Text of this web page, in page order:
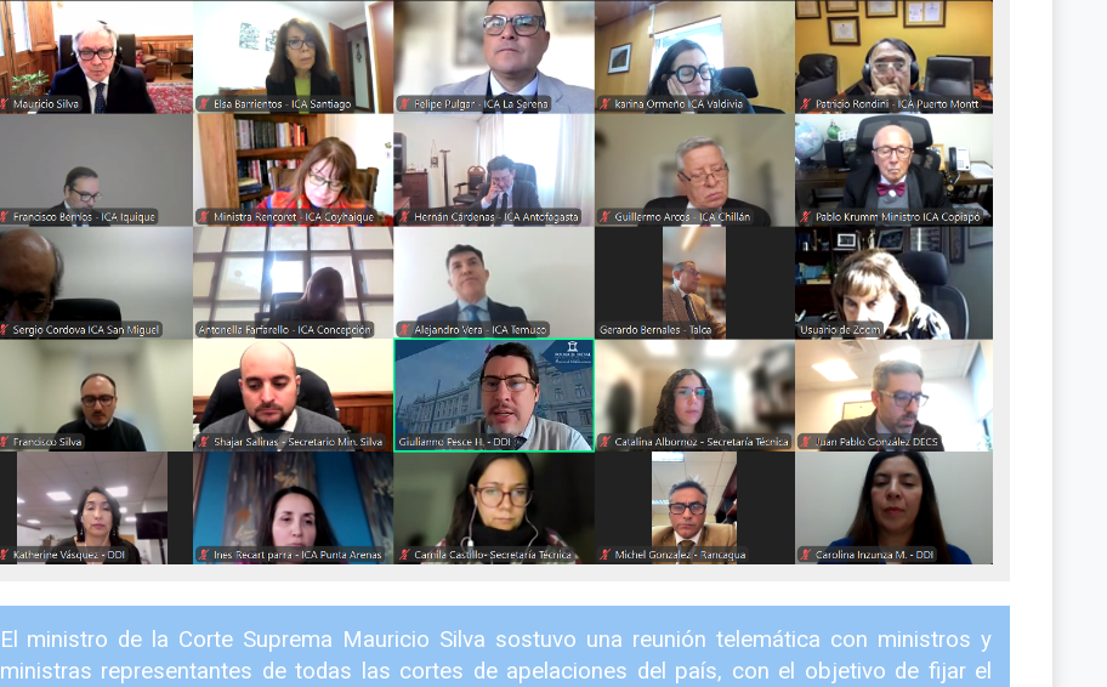
El ministro de la Corte Suprema Mauricio Silva sostuvo una reunión telemática con ministros y
ministras representantes de todas las cortes de apelaciones del país, con el objetivo de fijar el